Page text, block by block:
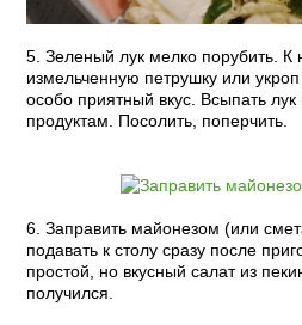
5. Зеленый лук мелко порубить. К
измельченную петрушку или
особо приятный вкус. Всыпать
продуктам. Посолить, поперчить.
6. Заправить майонезом (или
подавать к столу сразу после
простой, но вкусный салат из
получился.